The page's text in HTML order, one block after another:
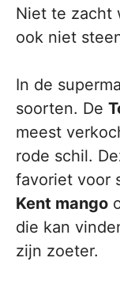
Niet te zacht
ook niet
In de
soorten. De
meest
rode schil.
favoriet voor
Kent mango
die kan
zijn zoeter.